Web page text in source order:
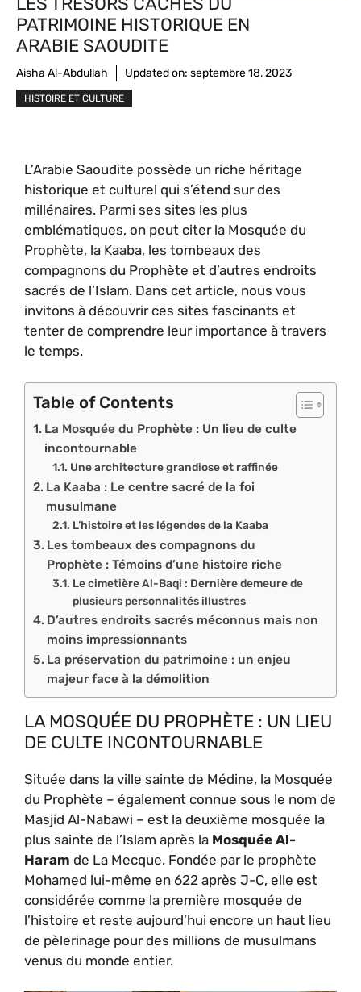
PATRIMOINE HISTORIQUE EN
ARABIE SAOUDITE
Aisha Al-Abdullah Updated on: septembre 18, 2023
HISTOIRE ET CULTURE
L’Arabie Saoudite possède un riche héritage
historique et culturel qui s’étend sur des
millénaires. Parmi ses sites les plus
emblématiques, on peut citer la Mosquée du
Prophète, la Kaaba, les tombeaux des
compagnons du Prophète et d’autres endroits
sacrés de l’Islam. Dans cet article, nous vous
invitons à découvrir ces sites fascinants et
tenter de comprendre leur importance à travers
le temps.
Table of Contents
La Mosquée du Prophète : Un lieu de culte
incontournable
Une architecture grandiose et raffinée
La Kaaba : Le centre sacré de la foi
musulmane
L’histoire et les légendes de la Kaaba
Les tombeaux des compagnons du
Prophète : Témoins d’une histoire riche
Le cimetière Al-Baqi : Dernière demeure de
plusieurs personnalités illustres
D’autres endroits sacrés méconnus mais non
moins impressionnants
La préservation du patrimoine : un enjeu
majeur face à la démolition
LA MOSQUÉE DU PROPHÈTE : UN LIEU
DE CULTE INCONTOURNABLE
Située dans la ville sainte de Médine, la Mosquée
du Prophète – également connue sous le nom de
Masjid Al-Nabawi – est la deuxième mosquée la
plus sainte de l’Islam après la Mosquée Al-
Haram de La Mecque. Fondée par le prophète
Mohamed lui-même en 622 après J-C, elle est
considérée comme la première mosquée de
l’histoire et reste aujourd’hui encore un haut lieu
de pèlerinage pour des millions de musulmans
venus du monde entier.